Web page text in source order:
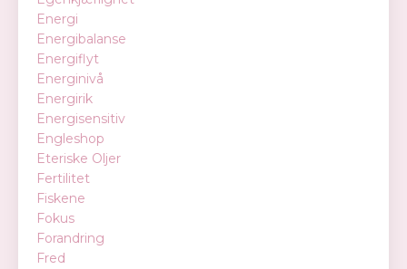
Energi
Energibalanse
Energiflyt
Energinivå
Energirik
Energisensitiv
Engleshop
Eteriske Oljer
Fertilitet
Fiskene
Fokus
Forandring
Fred